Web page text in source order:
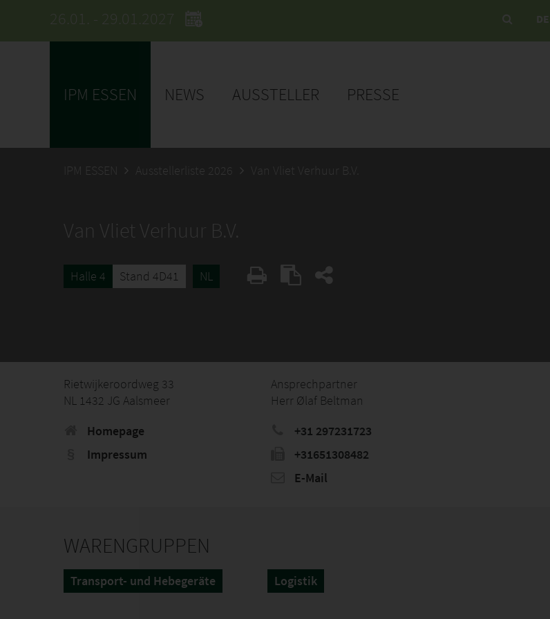
26.01. - 29.01.2027 DE
IPM ESSEN NEWS AUSSTELLER PRESSE
IPM ESSEN Ausstellerliste 2026 Van Vliet Verhuur B.V.
Van Vliet Verhuur B.V.
Halle 4 Stand 4D41 NL
Rietwijkeroordweg 33
NL 1432 JG Aalsmeer
Homepage
Impressum
Ansprechpartner
Herr Ølaf Beltman
+31 297231723
+31651308482
E-Mail
WARENGRUPPEN
Transport- und Hebegeräte Logistik